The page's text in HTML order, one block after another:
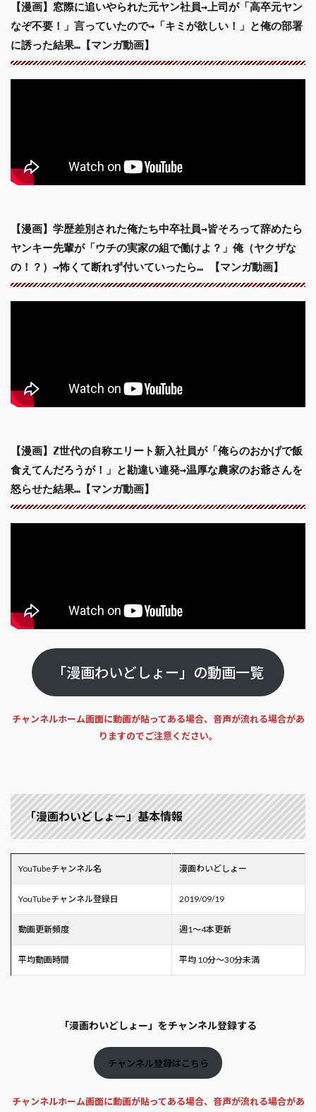
【漫画】窓際に追いやられた元ヤン社員→上司が「高卒元ヤン
なぞ不要！」言っていたので→「キミが欲しい！」と俺の部署
に誘った結果…【マンガ動画】
【漫画】学歴差別された俺たち中卒社員→皆そろって辞めたら
ヤンキー先輩が「ウチの実家の組で働けよ？」俺（ヤクザな
の！？）→怖くて断れず付いていったら… 【マンガ動画】
【漫画】Z世代の自称エリート新入社員が「俺らのおかげで飯
食えてんだろうが！」と勘違い連発→温厚な農家のお爺さんを
怒らせた結果…【マンガ動画】
「漫画わいどしょー」の動画一覧
チャンネルホーム画面に動画が貼ってある場合、音声が流れる場合があ
りますのでご注意ください。
「漫画わいどしょー」基本情報
YouTubeチャンネル名 漫画わいどしょー
YouTubeチャンネル登録日 2019/09/19
動画更新頻度 週1～4本更新
平均動画時間 平均 10分～30分未満
「漫画わいどしょー」をチャンネル登録する
チャンネル登録はこちら
チャンネルホーム画面に動画が貼ってある場合、音声が流れる場合があ